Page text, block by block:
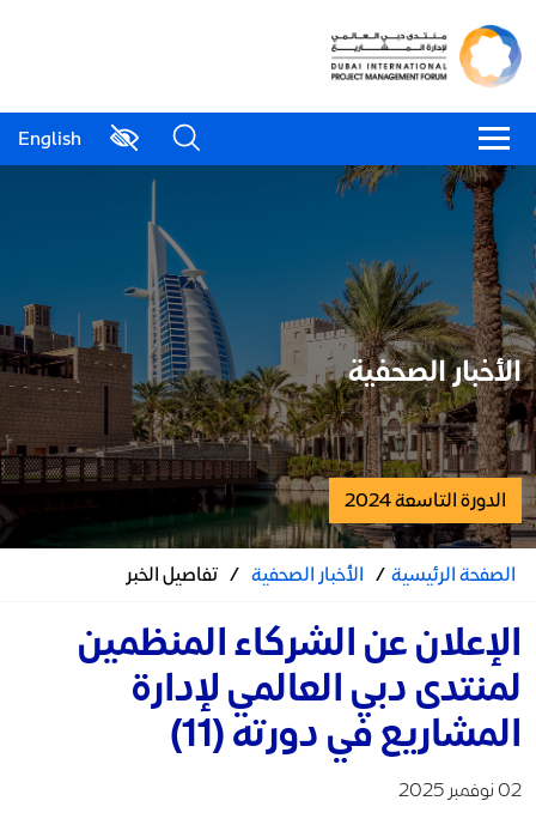
English
الأخبار الصحفية
الدورة التاسعة 2024
الصفحة الرئيسية/ الأخبار الصحفية / تفاصيل الخبر
الإعلان عن الشركاء المنظمين
لمنتدى دبي العالمي لإدارة
المشاريع في دورته (11)
02 نوفمبر 2025